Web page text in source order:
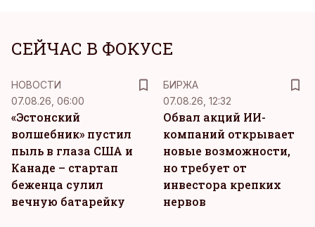
СЕЙЧАС В ФОКУСЕ
НОВОСТИ
07.08.26, 06:00
«Эстонский
волшебник» пустил
пыль в глаза США и
Канаде – стартап
беженца сулил
вечную батарейку
БИРЖА
07.08.26, 12:32
Обвал акций ИИ-
компаний открывает
новые возможности,
но требует от
инвестора крепких
нервов